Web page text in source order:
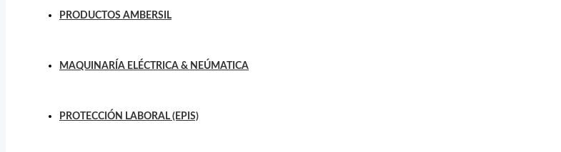
PRODUCTOS AMBERSIL
MAQUINARÍA ELÉCTRICA & NEÚMATICA
PROTECCIÓN LABORAL (EPIS)